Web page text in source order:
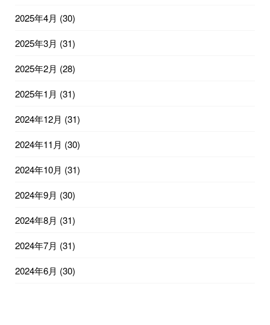
2025年4月 (30)
2025年3月 (31)
2025年2月 (28)
2025年1月 (31)
2024年12月 (31)
2024年11月 (30)
2024年10月 (31)
2024年9月 (30)
2024年8月 (31)
2024年7月 (31)
2024年6月 (30)